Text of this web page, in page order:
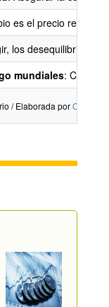
es el precio relativo
los desequilibrios
mundiales: Crear y
/ Elaborada por